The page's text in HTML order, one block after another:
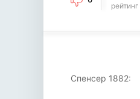
рейтинг
Спенсер 1882: